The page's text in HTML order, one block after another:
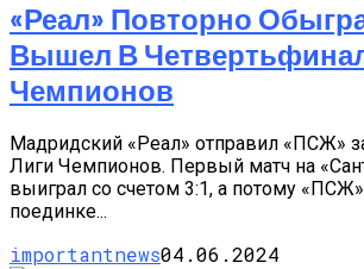
«Реал» Повторно
Вышел В
Чемпионов
Мадридский «Реал» отправил «ПСЖ»
Лиги Чемпионов. Первый матч на
выиграл со счетом 3:1, а потому
поединке...
importantnews04.06.2024